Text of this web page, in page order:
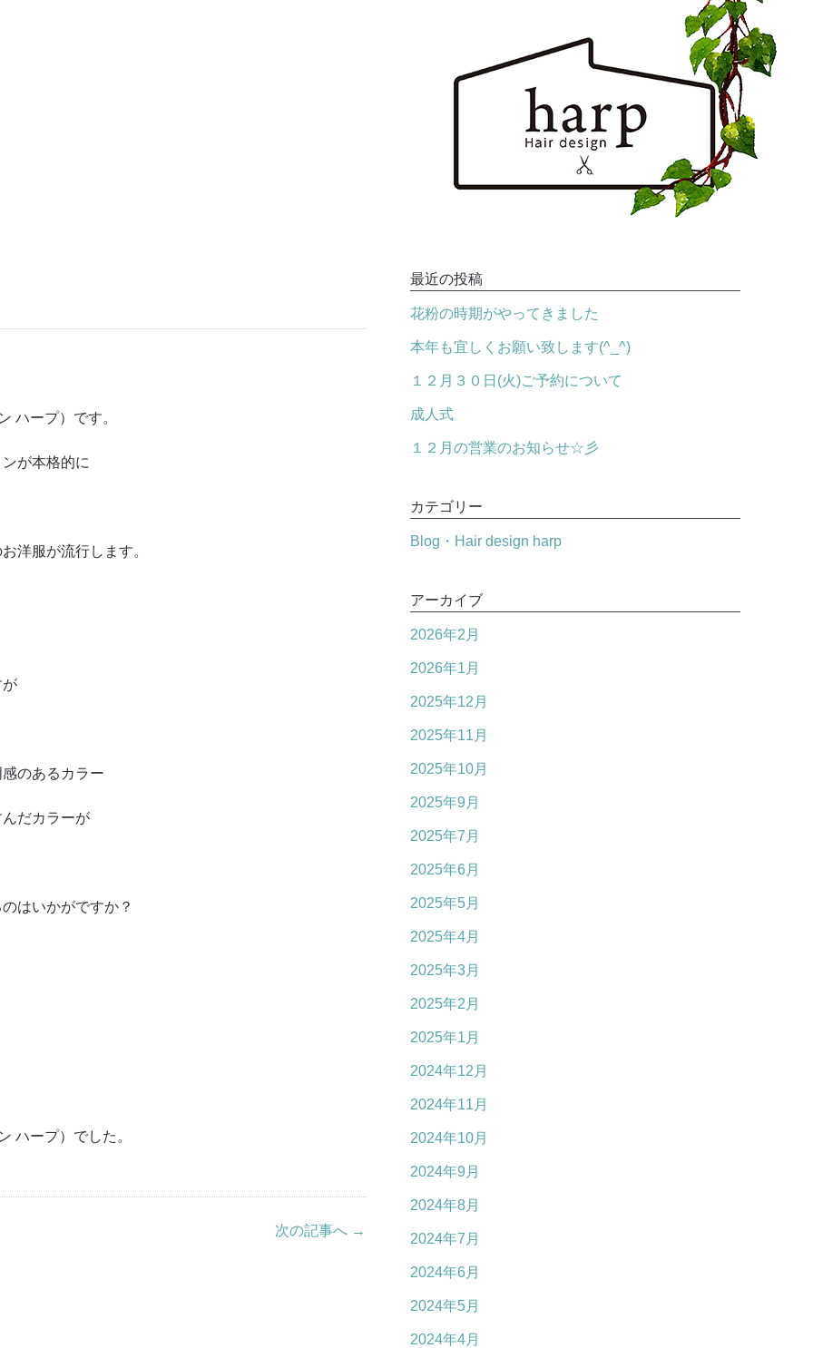
ハープ）です。
が本格的に
洋服が流行します。
が
のあるカラー
だカラーが
はいかがですか？
ハープ）でした。
次の記事へ →
最近の投稿
花粉の時期がやってきました
本年も宜しくお願い致します(^_^)
１２月３０日(火)ご予約について
成人式
１２月の営業のお知らせ☆彡
カテゴリー
Blog・Hair design harp
アーカイブ
2026年2月
2026年1月
2025年12月
2025年11月
2025年10月
2025年9月
2025年7月
2025年6月
2025年5月
2025年4月
2025年3月
2025年2月
2025年1月
2024年12月
2024年11月
2024年10月
2024年9月
2024年8月
2024年7月
2024年6月
2024年5月
2024年4月